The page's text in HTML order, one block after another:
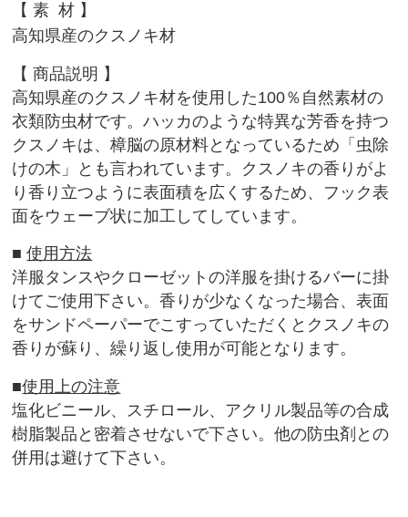
【 素 材 】
高知県産のクスノキ材
【 商品説明 】
高知県産のクスノキ材を使用した100％自然素材の
衣類防虫材です。ハッカのような特異な芳香を持つ
クスノキは、樟脳の原材料と なっているため「虫除
けの木」とも言われています。クスノキの香 りがよ
り香り立つように表面積を広くするため、フック表
面をウェ ーブ状に加工してしています。
■使用方法
洋服タンスやクローゼットの洋服を掛けるバーに掛
けてご使用下さ い。香りが少なくなった場合、表面
をサンドペーパーでこすっていただくとクスノキの
香りが蘇り、繰り返し使用が可能となります。
■使用上の注意
塩化ビニール、スチロール、アクリル製品等の合成
樹脂製品と密着させないで下さい。他の防虫剤との
併用は避けて下さい。